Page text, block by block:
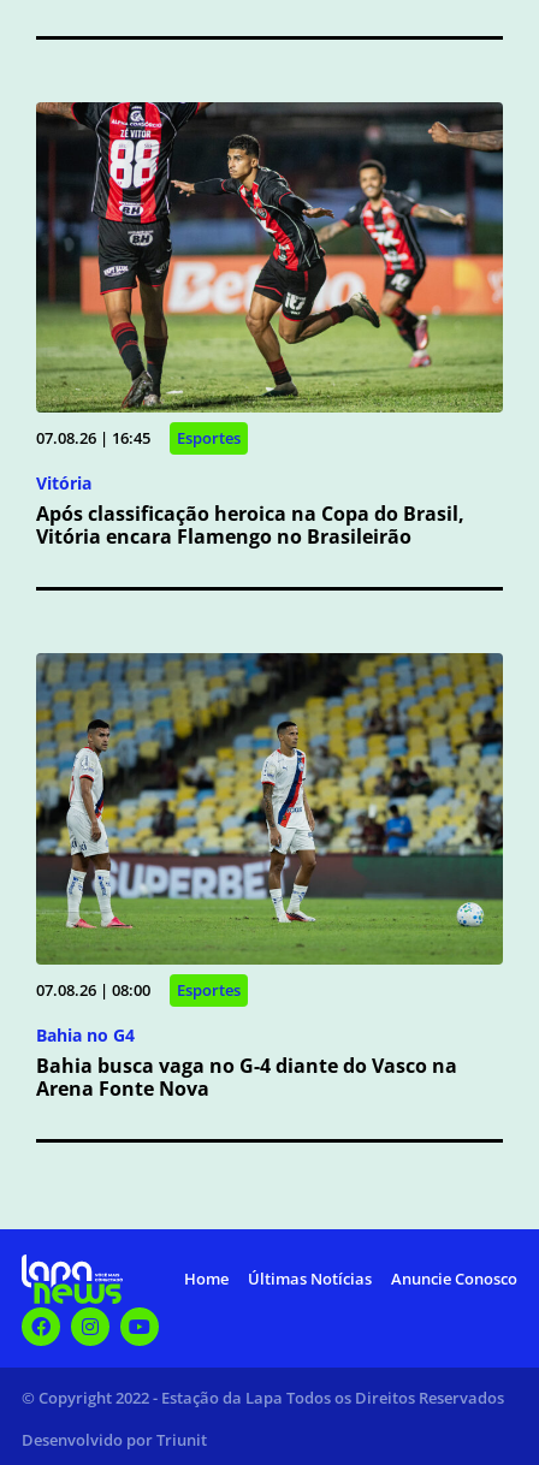
07.08.26 | 16:45 Esportes
Vitória
Após classificação heroica na Copa do Brasil,
Vitória encara Flamengo no Brasileirão
07.08.26 | 08:00 Esportes
Bahia no G4
Bahia busca vaga no G-4 diante do Vasco na
Arena Fonte Nova
Home Últimas Notícias Anuncie Conosco
© Copyright 2022 - Estação da Lapa Todos os Direitos Reservados
Desenvolvido por Triunit